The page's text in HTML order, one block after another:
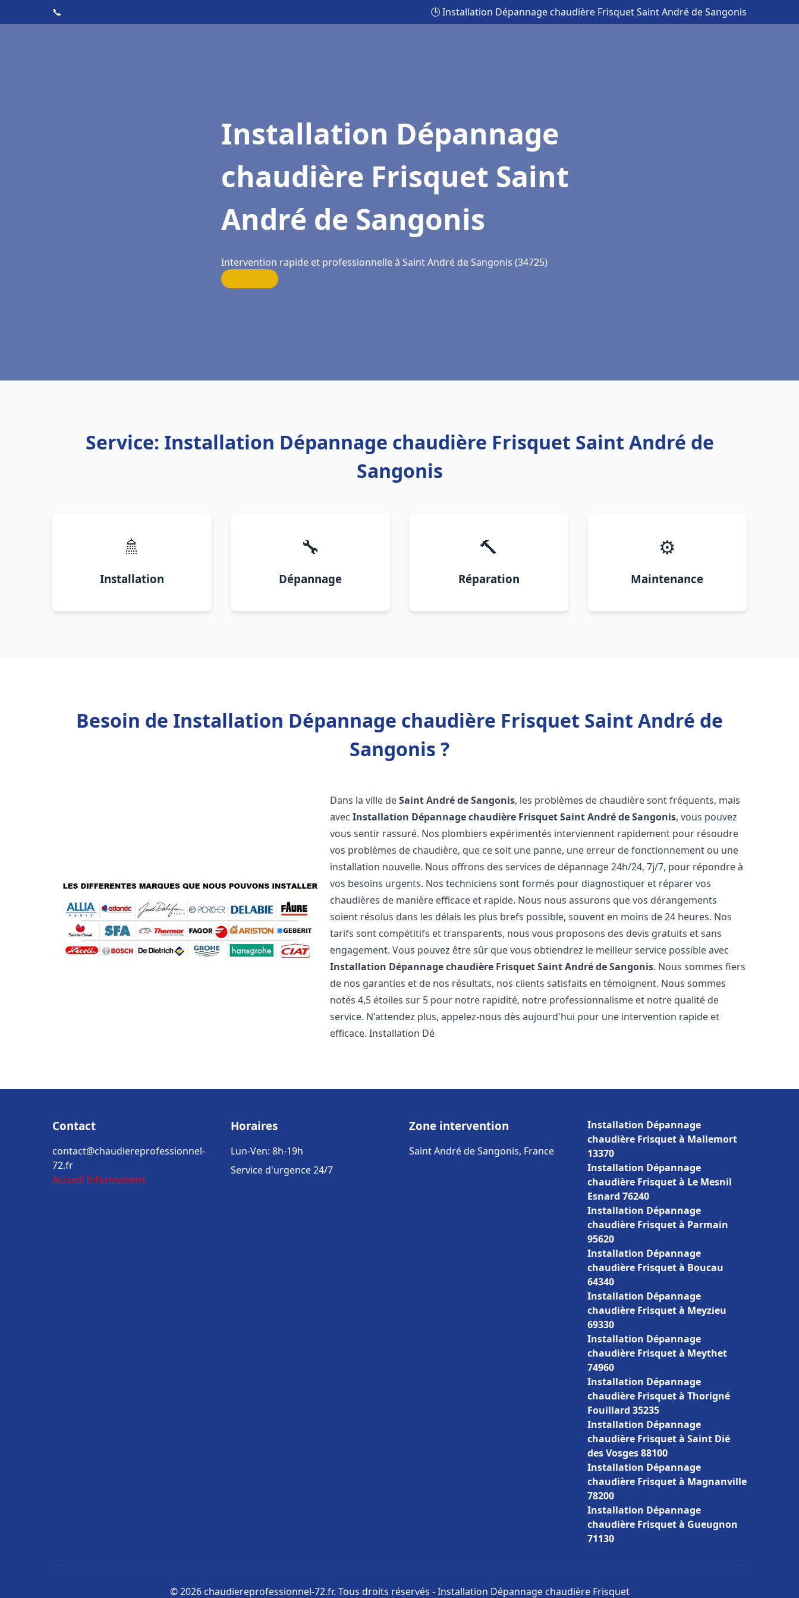
📞 🕒 Installation Dépannage chaudière Frisquet Saint André de Sangonis
Installation Dépannage
chaudière Frisquet Saint
André de Sangonis
Intervention rapide et professionnelle à Saint André de Sangonis (34725)
Service: Installation Dépannage chaudière Frisquet Saint André de
Sangonis
🚿
Installation
🔧
Dépannage
🔨
Réparation
⚙️
Maintenance
Besoin de Installation Dépannage chaudière Frisquet Saint André de
Sangonis ?
Dans la ville deSaint André de Sangonis, les problèmes de chaudière sont fréquents, mais
avecInstallation Dépannage chaudière FrisquetSaint André de Sangonis, vous pouvez
vous sentir rassuré. Nos plombiers expérimentés interviennent rapidement pour résoudre
vos problèmes de chaudière, que ce soit une panne, une erreur de fonctionnement ou une
installation nouvelle. Nous offrons des services de dépannage 24h/24, 7j/7, pour répondre à
vos besoins urgents. Nos techniciens sont formés pour diagnostiquer et réparer vos
chaudières de manière efficace et rapide. Nous nous assurons que vos dérangements
soient résolus dans les délais les plus brefs possible, souvent en moins de 24 heures. Nos
tarifs sont compétitifs et transparents, nous vous proposons des devis gratuits et sans
engagement. Vous pouvez être sûr que vous obtiendrez le meilleur service possible avec
Installation Dépannage chaudière FrisquetSaint André de Sangonis. Nous sommes fiers
de nos garanties et de nos résultats, nos clients satisfaits en témoignent. Nous sommes
notés 4,5 étoiles sur 5 pour notre rapidité, notre professionnalisme et notre qualité de
service. N'attendez plus, appelez-nous dès aujourd'hui pour une intervention rapide et
efficace. Installation Dé
Contact
contact@chaudiereprofessionnel-
72.fr
Accueil Informations
Horaires
Lun-Ven: 8h-19h
Service d'urgence 24/7
Zone intervention
Saint André de Sangonis, France
Installation Dépannage
chaudière Frisquet à Mallemort
13370
Installation Dépannage
chaudière Frisquet à Le Mesnil
Esnard 76240
Installation Dépannage
chaudière Frisquet à Parmain
95620
Installation Dépannage
chaudière Frisquet à Boucau
64340
Installation Dépannage
chaudière Frisquet à Meyzieu
69330
Installation Dépannage
chaudière Frisquet à Meythet
74960
Installation Dépannage
chaudière Frisquet à Thorigné
Fouillard 35235
Installation Dépannage
chaudière Frisquet à Saint Dié
des Vosges 88100
Installation Dépannage
chaudière Frisquet à Magnanville
78200
Installation Dépannage
chaudière Frisquet à Gueugnon
71130
© 2026 chaudiereprofessionnel-72.fr. Tous droits réservés - Installation Dépannage chaudière Frisquet